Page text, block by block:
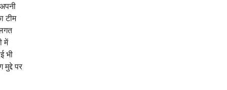
टीम
में
भी
पर